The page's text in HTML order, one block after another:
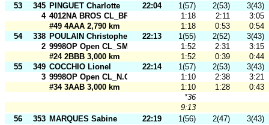
53
345 PINGUET Charlotte 22:04 1(57) 2(53)
3(43)
4 4012NA BROS CL_BROS 2 1:18 2:11
3:05
#49 4AAA 2,790 km
1:18 0:53
0:54
54
338 POULAIN Christophe 22:13 1(55) 2(52)
3(43)
2 9998OP Open CL_SMOG Open 1:52 2:31
3:15
#24 2BBB 3,000 km
1:52 0:39
0:44
55
349 COCCHIO Lionel 22:14 1(57) 2(53)
3(43)
3 9998OP Open CL_N.O.R.D. Open 1:10 2:38
3:21
#34 3AAB 3,000 km
1:10 1:28
0:43
*36
9:13
56
353 MARQUES Sabine 22:19 1(56) 2(47)
3(43)